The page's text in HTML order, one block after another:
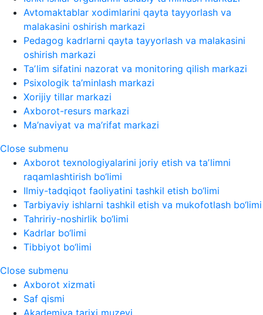
Avtomaktablar xodimlarini qayta tayyorlash va
malakasini oshirish markazi
Pedagog kadrlarni qayta tayyorlash va malakasini
oshirish markazi
Taʼlim sifatini nazorat va monitoring qilish markazi
Psixologik ta’minlash markazi
Xorijiy tillar markazi
Axborot-resurs markazi
Ma’naviyat va ma’rifat markazi
Close submenu
Axborot texnologiyalarini joriy etish va taʼlimni
raqamlashtirish bo‘limi
Ilmiy-tadqiqot faoliyatini tashkil etish bo‘limi
Tarbiyaviy ishlarni tashkil etish va mukofotlash bo‘limi
Tahririy-noshirlik bo‘limi
Kadrlar bo‘limi
Tibbiyot bo‘limi
Close submenu
Axborot xizmati
Saf qismi
Akademiya tarixi muzeyi